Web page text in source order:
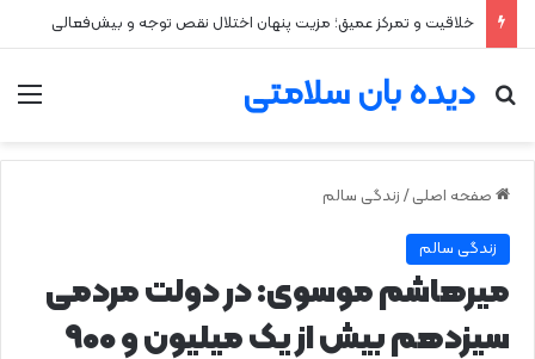
۲ علت شایع‌ کم‌شنوایی
دیده بان سلامتی
جستجو برای
صفحه اصلی / زندگی سالم
زندگی سالم
میرهاشم موسوی: در دولت مردمی
سیزدهم بیش از یک میلیون و 900